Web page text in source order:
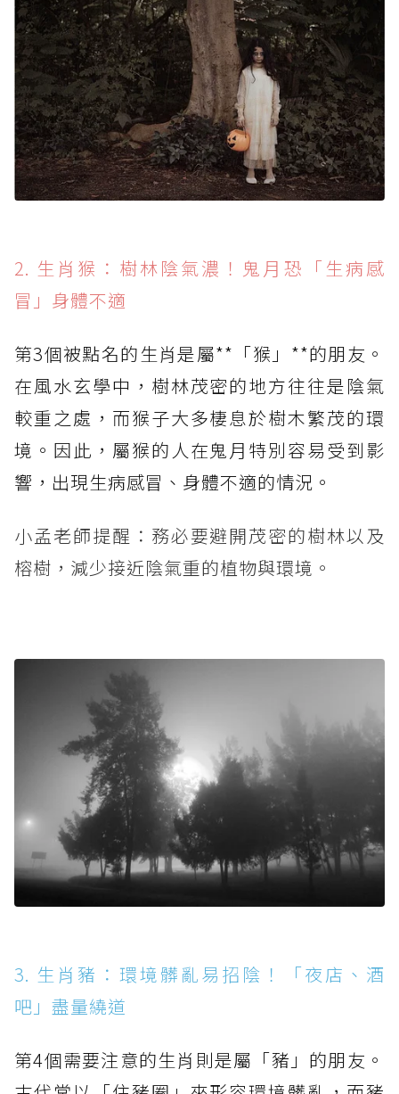
2. 生肖猴：樹林陰氣濃！鬼月恐「生病感
冒」身體不適
第3個被點名的生肖是屬**「猴」**的朋友。
在風水玄學中，樹林茂密的地方往往是陰氣
較重之處，而猴子大多棲息於樹木繁茂的環
境。因此，屬猴的人在鬼月特別容易受到影
響，出現生病感冒、身體不適的情況。
小孟老師提醒：務必要避開茂密的樹林以及
榕樹，減少接近陰氣重的植物與環境。
3. 生肖豬：環境髒亂易招陰！「夜店、酒
吧」盡量繞道
第4個需要注意的生肖則是屬「豬」的朋友。